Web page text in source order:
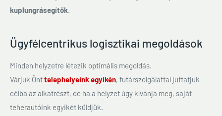
kuplungrásegítők.
Ügyfélcentrikus logisztikai megoldások
Minden helyzetre létezik optimális megoldás.
Várjuk Önttelephelyeink egyikén, futárszolgálattal juttatjuk
célba az alkatrészt, de ha a helyzet úgy kívánja meg, saját
teherautóink egyikét küldjük.